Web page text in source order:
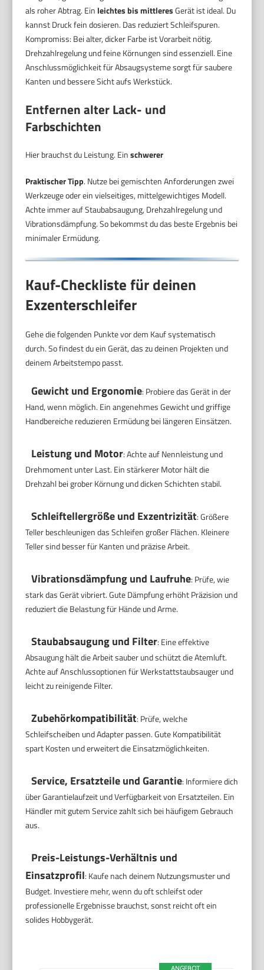
als roher Abtrag. Ein leichtes bis mittleresGerät ist ideal. Du
kannst Druck fein dosieren. Das reduziert Schleifspuren.
Kompromiss: Bei alter, dicker Farbe ist Vorarbeit nötig.
Drehzahlregelung und feine Körnungen sind essenziell. Eine
Anschlussmöglichkeit für Absaugsysteme sorgt für saubere
Kanten und bessere Sicht aufs Werkstück.
Entfernen alter Lack- und
Farbschichten
Hier brauchst du Leistung. Einschwerer
Praktischer Tipp. Nutze bei gemischten Anforderungen zwei
Werkzeuge oder ein vielseitiges, mittelgewichtiges Modell.
Achte immer auf Staubabsaugung, Drehzahlregelung und
Vibrationsdämpfung. So bekommst du das beste Ergebnis bei
minimaler Ermüdung.
Kauf-Checkliste für deinen
Exzenterschleifer
Gehe die folgenden Punkte vor dem Kauf systematisch
durch. So findest du ein Gerät, das zu deinen Projekten und
deinem Arbeitstempo passt.
Gewicht und Ergonomie: Probiere das Gerät in der
Hand, wenn möglich. Ein angenehmes Gewicht und griffige
Handbereiche reduzieren Ermüdung bei längeren Einsätzen.
Leistung und Motor: Achte auf Nennleistung und
Drehmoment unter Last. Ein stärkerer Motor hält die
Drehzahl bei grober Körnung und dicken Schichten stabil.
Schleiftellergröße und Exzentrizität: Größere
Teller beschleunigen das Schleifen großer Flächen. Kleinere
Teller sind besser für Kanten und präzise Arbeit.
Vibrationsdämpfung und Laufruhe: Prüfe, wie
stark das Gerät vibriert. Gute Dämpfung erhöht Präzision und
reduziert die Belastung für Hände und Arme.
Staubabsaugung und Filter: Eine effektive
Absaugung hält die Arbeit sauber und schützt die Atemluft.
Achte auf Anschlussoptionen für Werkstattstaubsauger und
leicht zu reinigende Filter.
Zubehörkompatibilität: Prüfe, welche
Schleifscheiben und Adapter passen. Gute Kompatibilität
spart Kosten und erweitert die Einsatzmöglichkeiten.
Service, Ersatzteile und Garantie: Informiere dich
über Garantielaufzeit und Verfügbarkeit von Ersatzteilen. Ein
Händler mit gutem Service zahlt sich bei häufigem Gebrauch
aus.
Preis-Leistungs-Verhältnis und
Einsatzprofil: Kaufe nach deinem Nutzungsmuster und
Budget. Investiere mehr, wenn du oft schleifst oder
professionelle Ergebnisse brauchst, sonst reicht oft ein
solides Hobbygerät.
ANGEBOT